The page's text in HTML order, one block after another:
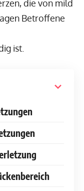
die von mild
Betroffene
ist.